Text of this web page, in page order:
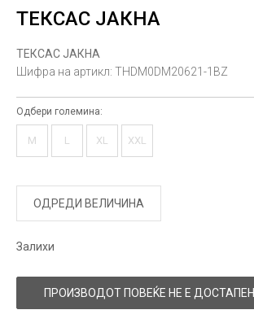
ТЕКСАС ЈАКНА
ТЕКСАС ЈАКНА
Шифра на артикл: THDM0DM20621-1BZ
Одбери големина:
M L XL XXL
ОДРЕДИ ВЕЛИЧИНА
Залихи
ПРОИЗВОДОТ ПОВЕЌЕ НЕ Е ДОСТАПЕН